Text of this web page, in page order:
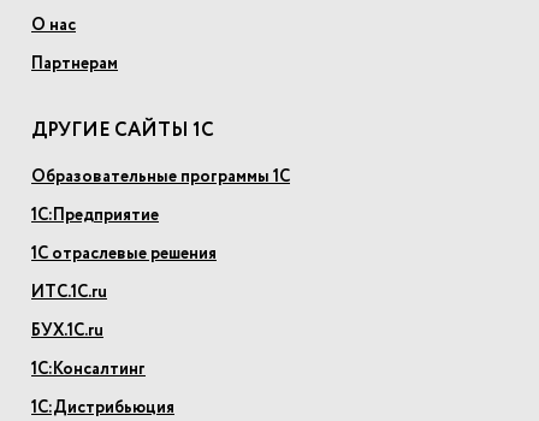
О нас
Партнерам
ДРУГИЕ САЙТЫ 1С
Образовательные программы 1С
1С:Предприятие
1С отраслевые решения
ИТС.1С.ru
БУХ.1С.ru
1С:Консалтинг
1С:Дистрибьюция